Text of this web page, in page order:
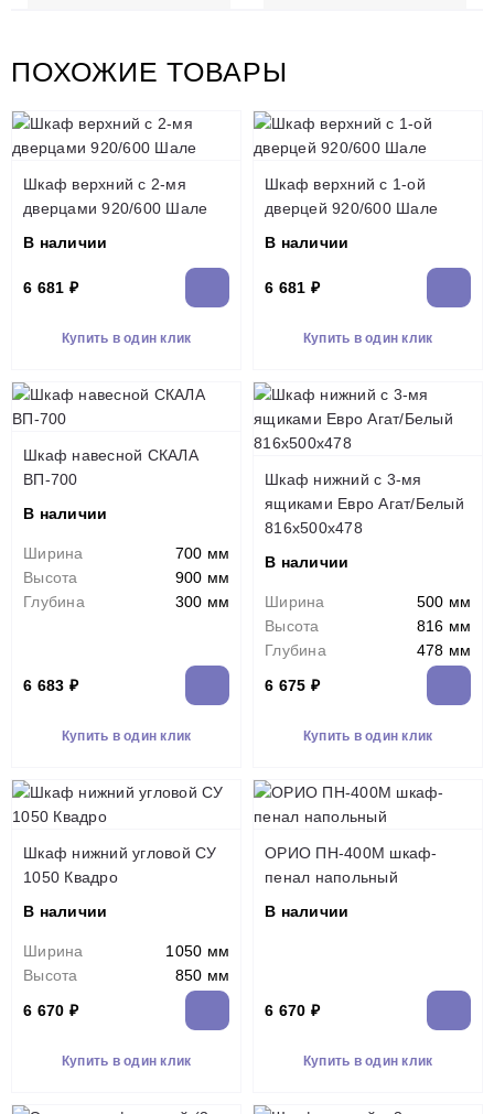
ПОХОЖИЕ ТОВАРЫ
Шкаф верхний с 2-мя
дверцами 920/600 Шале
В наличии
6 681 ₽
Купить в один клик
Шкаф верхний с 1-ой
дверцей 920/600 Шале
В наличии
6 681 ₽
Купить в один клик
Шкаф навесной СКАЛА
ВП-700
В наличии
Ширина
700 мм
Высота
900 мм
Глубина
300 мм
6 683 ₽
Купить в один клик
Шкаф нижний с 3-мя
ящиками Евро Агат/Белый
816х500х478
В наличии
Ширина
500 мм
Высота
816 мм
Глубина
478 мм
6 675 ₽
Купить в один клик
Шкаф нижний угловой СУ
1050 Квадро
В наличии
Ширина
1050 мм
Высота
850 мм
6 670 ₽
Купить в один клик
ОРИО ПН-400М шкаф-
пенал напольный
В наличии
6 670 ₽
Купить в один клик